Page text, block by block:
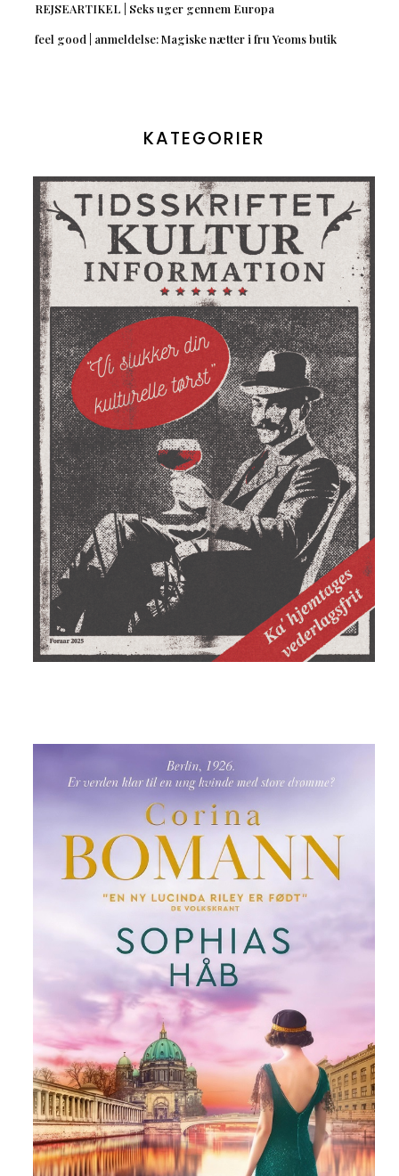
REJSEARTIKEL | Seks uger gennem Europa
feel good | anmeldelse: Magiske nætter i fru Yeoms butik
KATEGORIER